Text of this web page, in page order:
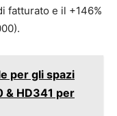
fatturato e il +146%
per gli spazi
& HD341 per